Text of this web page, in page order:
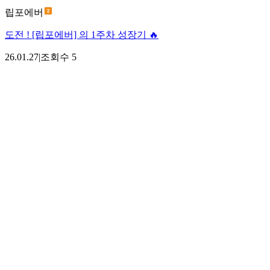
립포에버
도전 ! [립포에버] 의 1주차 성장기 🔥
26.01.27|조회수 5